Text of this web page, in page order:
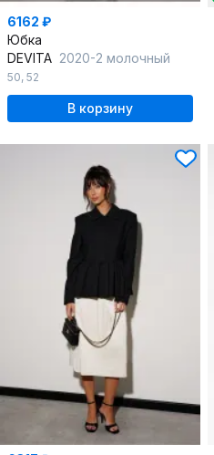
6162 ₽
Юбка
DEVITA 2020-2 молочный
50, 52
В корзину